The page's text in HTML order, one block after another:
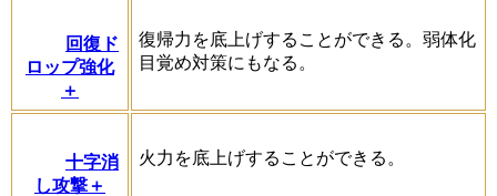
回復ド
ロップ強化
＋
復帰力を底上げすることができる。弱体化
目覚め対策にもなる。
十字消
し攻撃＋
火力を底上げすることができる。